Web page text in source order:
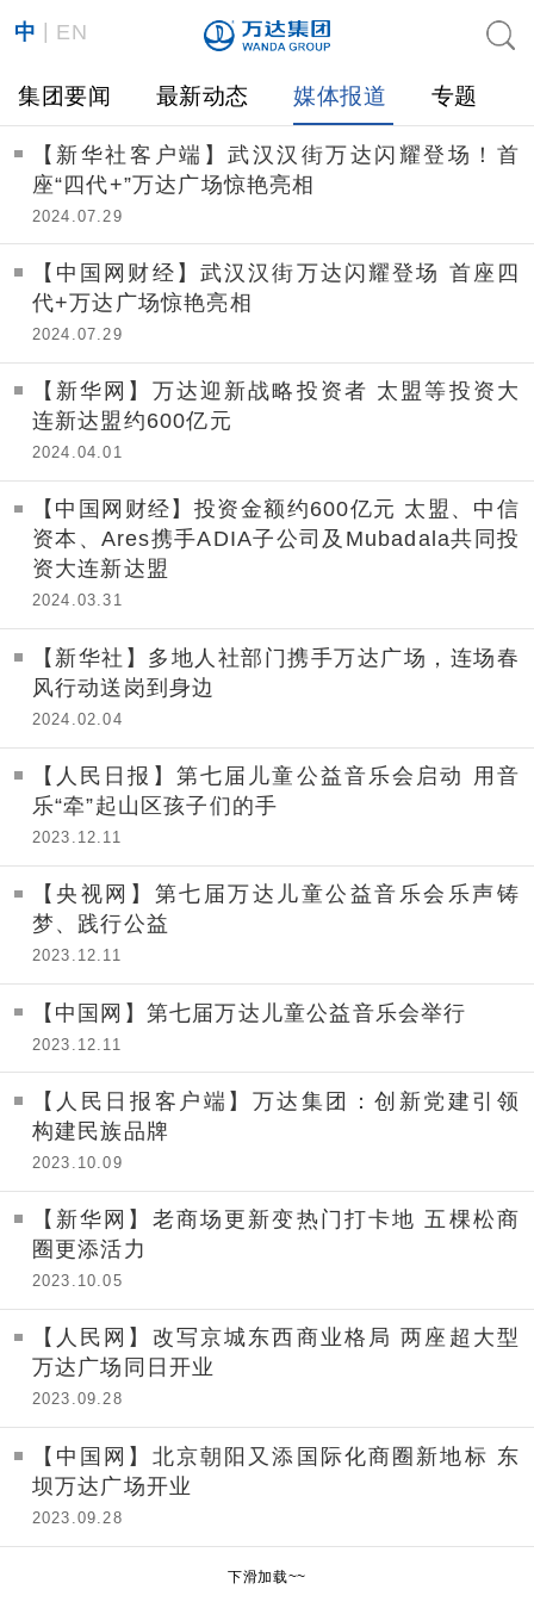
中 | EN
集团要闻 最新动态 媒体报道 专题
【新华社客户端】武汉汉街万达闪耀登场！首
座“四代+”万达广场惊艳亮相
2024.07.29
【中国网财经】武汉汉街万达闪耀登场 首座四
代+万达广场惊艳亮相
2024.07.29
【新华网】万达迎新战略投资者 太盟等投资大
连新达盟约600亿元
2024.04.01
【中国网财经】投资金额约600亿元 太盟、中信
资本、Ares携手ADIA子公司及Mubadala共同投
资大连新达盟
2024.03.31
【新华社】多地人社部门携手万达广场，连场春
风行动送岗到身边
2024.02.04
【人民日报】第七届儿童公益音乐会启动 用音
乐“牵”起山区孩子们的手
2023.12.11
【央视网】第七届万达儿童公益音乐会乐声铸
梦、践行公益
2023.12.11
【中国网】第七届万达儿童公益音乐会举行
2023.12.11
【人民日报客户端】万达集团：创新党建引领
构建民族品牌
2023.10.09
【新华网】老商场更新变热门打卡地 五棵松商
圈更添活力
2023.10.05
【人民网】改写京城东西商业格局 两座超大型
万达广场同日开业
2023.09.28
【中国网】北京朝阳又添国际化商圈新地标 东
坝万达广场开业
2023.09.28
下滑加载~~